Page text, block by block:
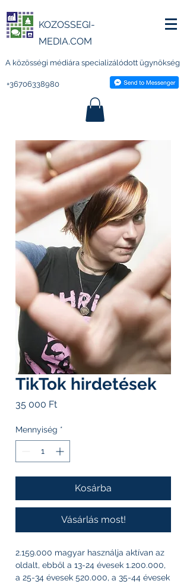
KOZOSSEGI-
MEDIA.COM
A közösségi médiára specializálódott ügynökség
+36706338980
TikTok hirdetések
35 000 FtÁr
Mennyiség *
Kosárba
Vásárlás most!
2.159.000 magyar használja aktívan az
oldalt, ebből a 13-24 évesek 1.200.000,
a 25-34 évesek 520.000, a 35-44 évesek